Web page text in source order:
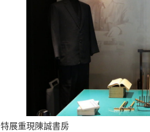
特展重現陳誠書房